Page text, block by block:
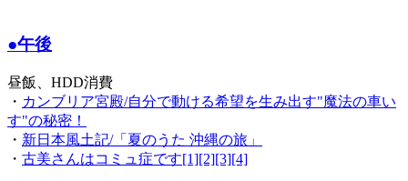
●午後
昼飯、HDD消費
・ カンブリア宮殿/自分で動ける希望を生み出す"魔法の車い
す"の秘密！
・ 新日本風土記/「夏のうた 沖縄の旅」
・ 古美さんはコミュ症です[1][2][3][4]